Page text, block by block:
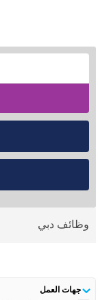
وظائف دبي
جهات العمل